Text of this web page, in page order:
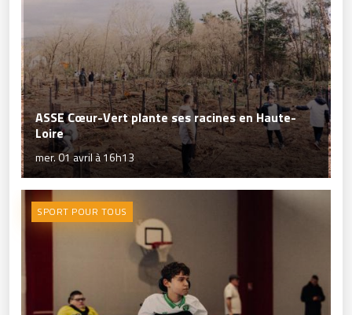
ASSE Cœur-Vert plante ses racines en Haute-
Loire
mer. 01 avril à 16h13
SPORT POUR TOUS